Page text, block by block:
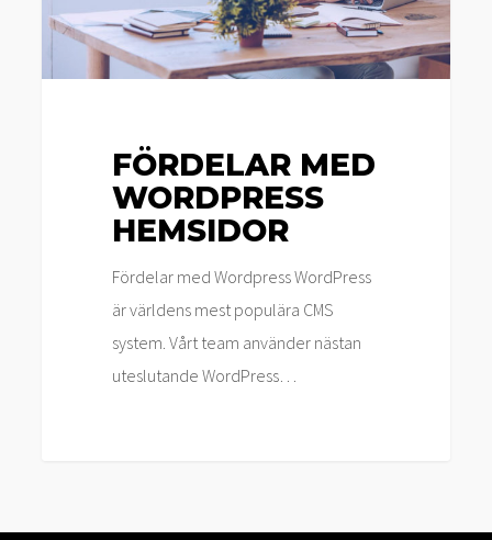
FÖRDELAR MED
WORDPRESS
HEMSIDOR
Fördelar med Wordpress WordPress
är världens mest populära CMS
system. Vårt team använder nästan
uteslutande WordPress…